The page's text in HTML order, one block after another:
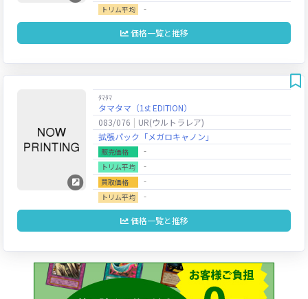
トリム平均 ‐
価格一覧と推移
ﾀﾏﾀﾏ
タマタマ（1st EDITION）
083/076
UR(ウルトラレア)
拡張パック「メガロキャノン」
販売価格 ‐
トリム平均 ‐
買取価格 ‐
トリム平均 ‐
価格一覧と推移